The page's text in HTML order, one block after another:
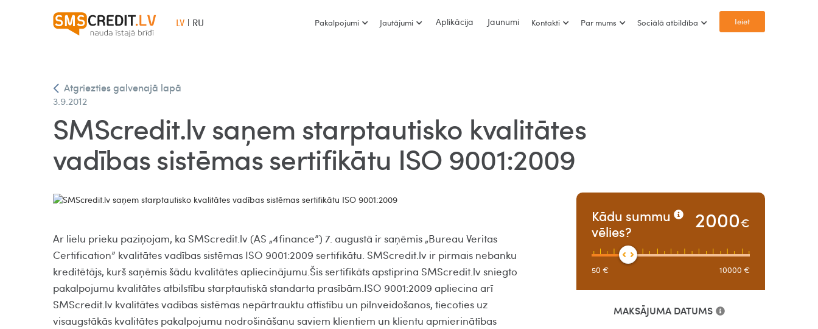
LV RU Pakalpojumi Jautājumi Aplikācija Jaunumi Kontakti Par mums Sociālā atbildība Ieiet
Atgriezties galvenajā lapā
3.9.2012
SMScredit.lv saņem starptautisko kvalitātes
vadības sistēmas sertifikātu ISO 9001:2009
Ar lielu prieku paziņojam, ka SMScredit.lv (AS „4finance”) 7. augustā ir saņēmis „Bureau Veritas
Certification” kvalitātes vadības sistēmas ISO 9001:2009 sertifikātu. SMScredit.lv ir pirmais nebanku
kreditētājs, kurš saņēmis šādu kvalitātes apliecinājumu.Šis sertifikāts apstiprina SMScredit.lv sniegto
pakalpojumu kvalitātes atbilstību starptautiskā standarta prasībām.ISO 9001:2009 apliecina arī
SMScredit.lv kvalitātes vadības sistēmas nepārtrauktu attīstību un pilnveidošanos, tiecoties uz
visaugstākās kvalitātes pakalpojumu nodrošināšanu saviem klientiem un klientu apmierinātības
Kādu summu
vēlies?
2000€
50 € 10000 €
MAKSĀJUMA DATUMS